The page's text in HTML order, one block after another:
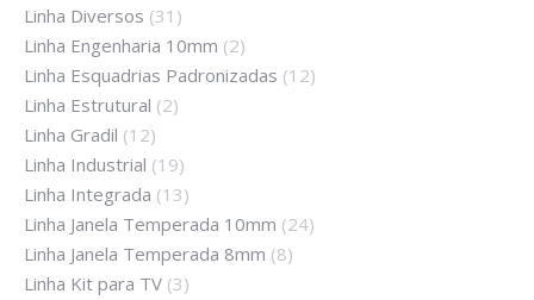
Linha Diversos (31)
Linha Engenharia 10mm (2)
Linha Esquadrias Padronizadas (12)
Linha Estrutural (2)
Linha Gradil (12)
Linha Industrial (19)
Linha Integrada (13)
Linha Janela Temperada 10mm (24)
Linha Janela Temperada 8mm (8)
Linha Kit para TV (3)